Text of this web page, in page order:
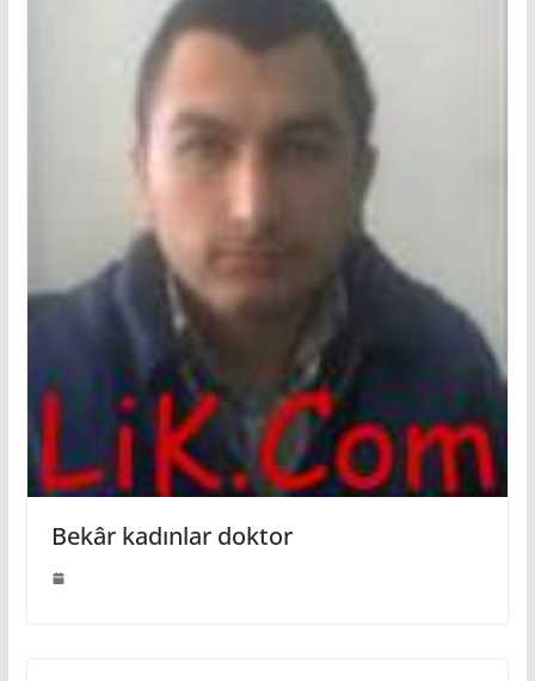
Bekâr kadınlar doktor